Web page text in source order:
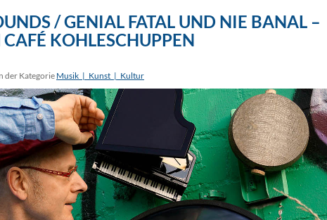
/ GENIAL FATAL UND NIE BANAL –
KOHLESCHUPPEN
der Kategorie Musik_|_Kunst_|_Kultur